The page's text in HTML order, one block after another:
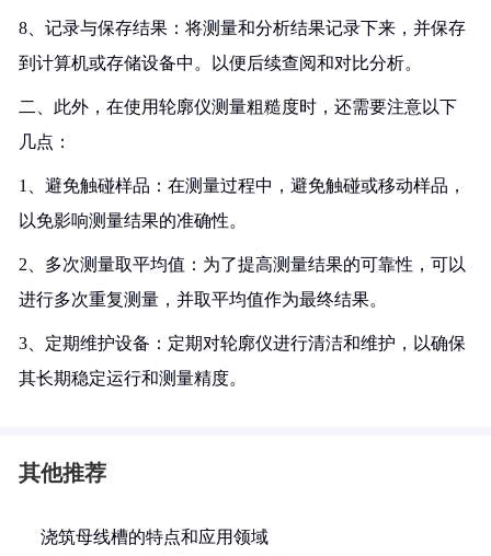
8、记录与保存结果：将测量和分析结果记录下来，并保存
到计算机或存储设备中。以便后续查阅和对比分析。
二、此外，在使用轮廓仪测量粗糙度时，还需要注意以下
几点：
1、避免触碰样品：在测量过程中，避免触碰或移动样品，
以免影响测量结果的准确性。
2、多次测量取平均值：为了提高测量结果的可靠性，可以
进行多次重复测量，并取平均值作为最终结果。
3、定期维护设备：定期对轮廓仪进行清洁和维护，以确保
其长期稳定运行和测量精度。
其他推荐
浇筑母线槽的特点和应用领域